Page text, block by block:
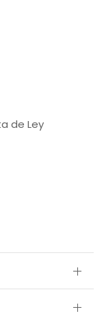
de Ley